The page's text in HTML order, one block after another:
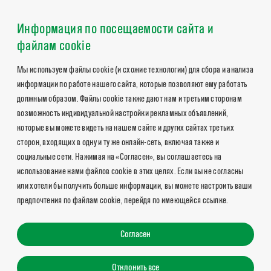
Информация по посещаемости сайта и
файлам cookie
Мы используем файлы cookie (и схожие технологии) для сбора и анализа
информации по работе нашего сайта, которые позволяют ему работать
должным образом. Файлы cookie также дают нам и третьим сторонам
возможность индивидуальной настройки рекламных объявлений,
которые вы можете видеть на нашем сайте и других сайтах третьих
сторон, входящих в одну и ту же онлайн-сеть, включая также и
социальные сети. Нажимая на «Согласен», вы соглашаетесь на
использование нами файлов cookie в этих целях. Если вы не согласны
или хотели бы получить больше информации, вы можете настроить ваши
предпочтения по файлам cookie, перейдя по имеющейся ссылке.
Согласен
Отклонить все